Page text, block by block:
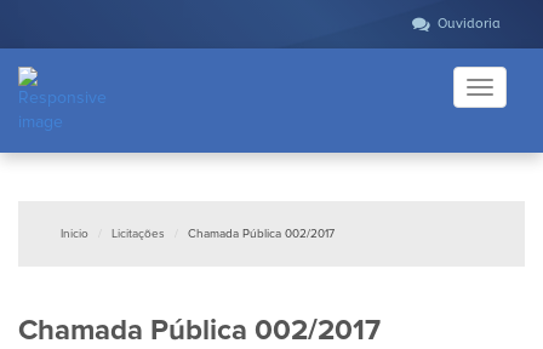
Ouvidoria
Toggle
Inicio Licitações Chamada Pública 002/2017
Chamada Pública 002/2017